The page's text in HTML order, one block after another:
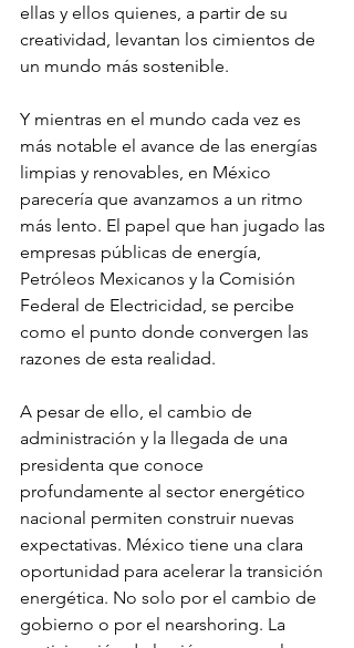
ellas y ellos quienes, a partir de su
creatividad, levantan los cimientos de
un mundo más sostenible.
Y mientras en el mundo cada vez es
más notable el avance de las energías
limpias y renovables, en México
parecería que avanzamos a un ritmo
más lento. El papel que han jugado las
empresas públicas de energía,
Petróleos Mexicanos y la Comisión
Federal de Electricidad, se percibe
como el punto donde convergen las
razones de esta realidad.
A pesar de ello, el cambio de
administración y la llegada de una
presidenta que conoce
profundamente al sector energético
nacional permiten construir nuevas
expectativas. México tiene una clara
oportunidad para acelerar la transición
energética. No solo por el cambio de
gobierno o por el nearshoring. La